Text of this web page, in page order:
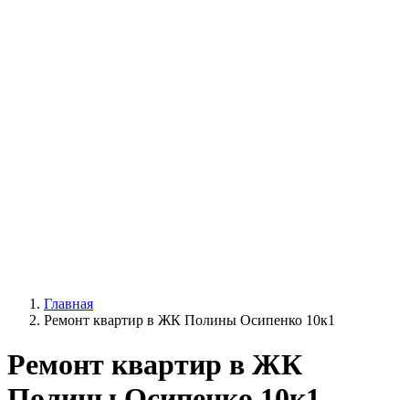
Главная
Ремонт квартир в ЖК Полины Осипенко 10к1
Ремонт квартир в ЖК